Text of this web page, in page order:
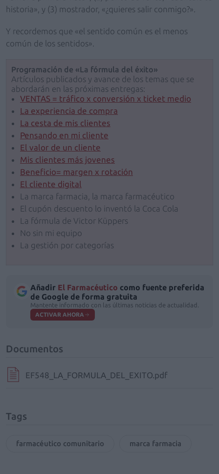
historia», y (3) mostrador, «¿quieres salir conmigo?».
Y recordemos que «el sentido común es el menos
común de los sentidos».
Programación de «La fórmula del éxito»
Artículos publicados y avance de los temas que se
abordarán en las próximas entregas:
VENTAS = tráfico x conversión x ticket medio
La experiencia de compra
La cesta de mis clientes
Pensando en mi cliente
El valor de un cliente
Mis clientes más jovenes
Beneficio= margen x rotación
El cliente digital
La marca farmacia, la marca farmacéutico
El cupón descuento lo inventó la Coca Cola
La fórmula de Victor Küppers
No sin mi equipo
La gestión por categorías
Añadir El Farmacéutico como fuente preferida
de Google de forma gratuita
Mantente informado con las últimas noticias de actualidad.
ACTIVAR AHORA
Documentos
EF548_LA_FORMULA_DEL_EXITO.pdf
Tags
farmacéutico comunitario marca farmacia